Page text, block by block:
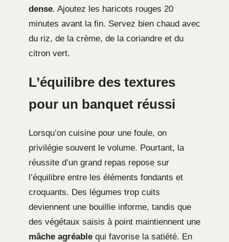
dense. Ajoutez les haricots rouges 20
minutes avant la fin. Servez bien chaud avec
du riz, de la crème, de la coriandre et du
citron vert.
L’équilibre des textures
pour un banquet réussi
Lorsqu’on cuisine pour une foule, on
privilégie souvent le volume. Pourtant, la
réussite d’un grand repas repose sur
l’équilibre entre les éléments fondants et
croquants. Des légumes trop cuits
deviennent une bouillie informe, tandis que
des végétaux saisis à point maintiennent une
mâche agréable qui favorise la satiété. En